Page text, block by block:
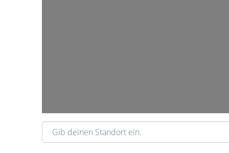
Gib deinen Standort ein.